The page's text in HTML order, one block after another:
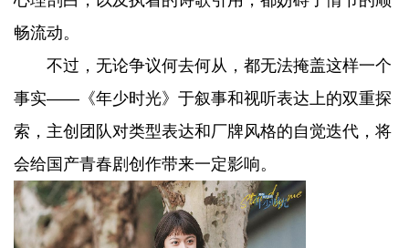
畅流动。
不过，无论争议何去何从，都无法掩盖这样一个
事实——《年少时光》于叙事和视听表达上的双重探
索，主创团队对类型表达和厂牌风格的自觉迭代，将
会给国产青春剧创作带来一定影响。